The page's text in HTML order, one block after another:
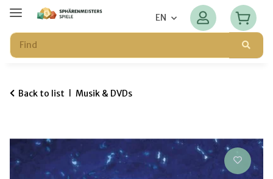
EN
Back to list Musik & DVDs